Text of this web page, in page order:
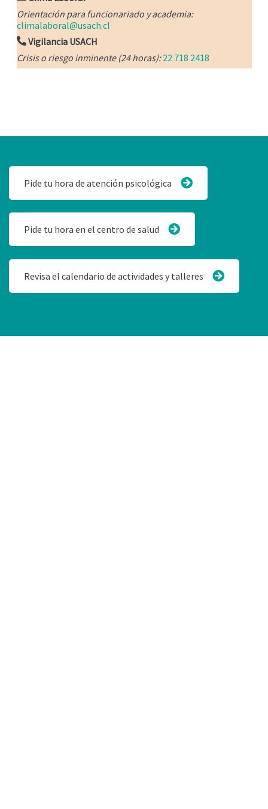
Orientación para funcionariado y academia:
climalaboral@usach.cl
Vigilancia USACH
Crisis o riesgo inminente (24 horas): 22 718 2418
Pide tu hora de atención psicológica
Pide tu hora en el centro de salud
Revisa el calendario de actividades y talleres